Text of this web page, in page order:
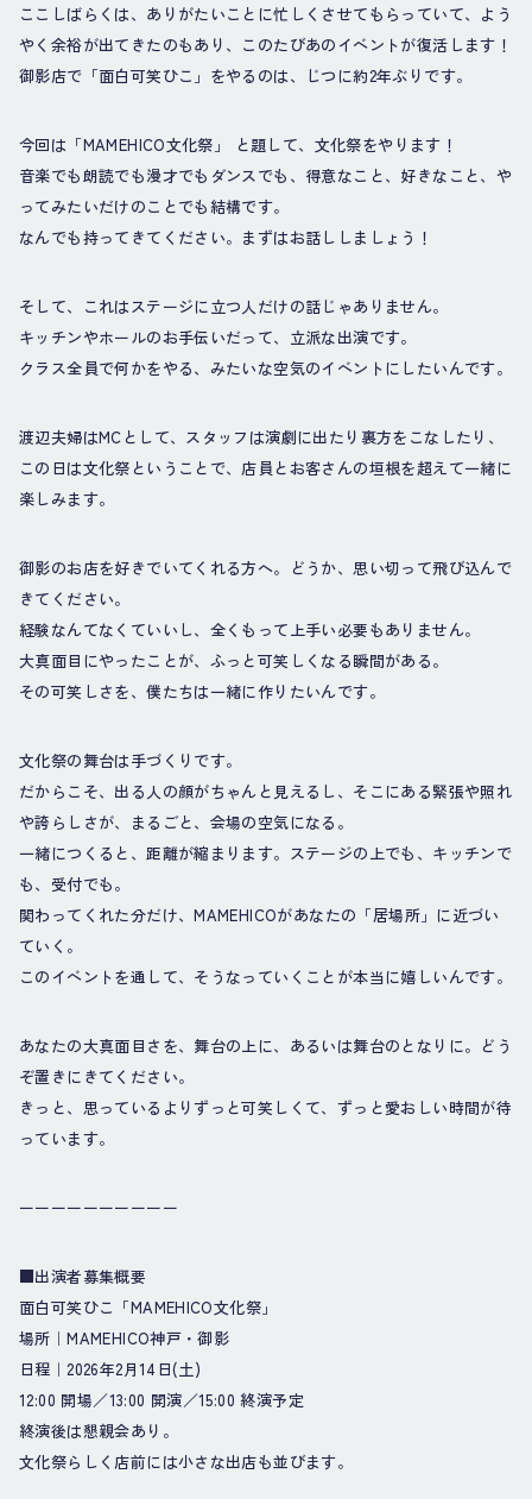
ここしばらくは、ありがたいことに忙しくさせてもらっていて、よう
やく余裕が出てきたのもあり、このたびあのイベントが復活します！
御影店で「面白可笑ひこ」をやるのは、じつに約2年ぶりです。
今回は「MAMEHICO文化祭」 と題して、文化祭をやります！
音楽でも朗読でも漫才でもダンスでも、得意なこと、好きなこと、や
ってみたいだけのことでも結構です。
なんでも持ってきてください。まずはお話ししましょう！
そして、これはステージに立つ人だけの話じゃありません。
キッチンやホールのお手伝いだって、立派な出演です。
クラス全員で何かをやる、みたいな空気のイベントにしたいんです。
渡辺夫婦はMCとして、スタッフは演劇に出たり裏方をこなしたり、
この日は文化祭ということで、店員とお客さんの垣根を超えて一緒に
楽しみます。
御影のお店を好きでいてくれる方へ。どうか、思い切って飛び込んで
きてください。
経験なんてなくていいし、全くもって上手い必要もありません。
大真面目にやったことが、ふっと可笑しくなる瞬間がある。
その可笑しさを、僕たちは一緒に作りたいんです。
文化祭の舞台は手づくりです。
だからこそ、出る人の顔がちゃんと見えるし、そこにある緊張や照れ
や誇らしさが、まるごと、会場の空気になる。
一緒につくると、距離が縮まります。ステージの上でも、キッチンで
も、受付でも。
関わってくれた分だけ、MAMEHICOがあなたの「居場所」に近づい
ていく。
このイベントを通して、そうなっていくことが本当に嬉しいんです。
あなたの大真面目さを、舞台の上に、あるいは舞台のとなりに。どう
ぞ置きにきてください。
きっと、思っているよりずっと可笑しくて、ずっと愛おしい時間が待
っています。
ーーーーーーーーーー
■出演者募集概要
面白可笑ひこ「MAMEHICO文化祭」
場所｜MAMEHICO神戸・御影
日程｜2026年2月14日(土)
12:00 開場／13:00 開演／15:00 終演予定
終演後は懇親会あり。
文化祭らしく店前には小さな出店も並びます。